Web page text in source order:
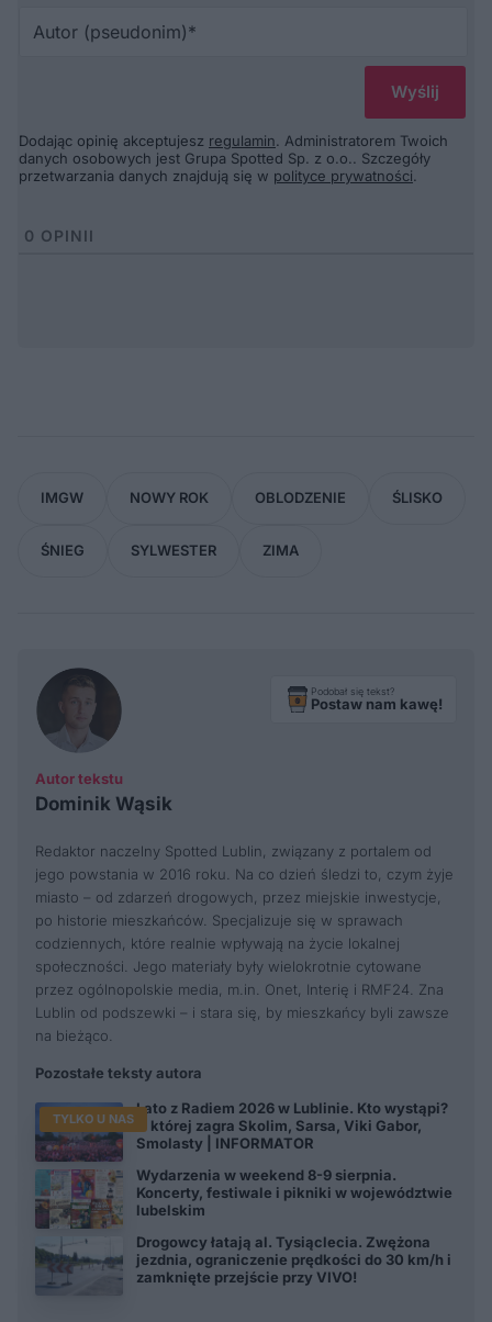
Dodając opinię akceptujesz regulamin. Administratorem Twoich
danych osobowych jest Grupa Spotted Sp. z o.o.. Szczegóły
przetwarzania danych znajdują się w polityce prywatności.
0 OPINII
IMGW NOWY ROK OBLODZENIE ŚLISKO
ŚNIEG SYLWESTER ZIMA
Autor tekstu
Dominik Wąsik
Podobał się tekst?
Postaw nam kawę!
Redaktor naczelny Spotted Lublin, związany z portalem od
jego powstania w 2016 roku. Na co dzień śledzi to, czym żyje
miasto – od zdarzeń drogowych, przez miejskie inwestycje,
po historie mieszkańców. Specjalizuje się w sprawach
codziennych, które realnie wpływają na życie lokalnej
społeczności. Jego materiały były wielokrotnie cytowane
przez ogólnopolskie media, m.in. Onet, Interię i RMF24. Zna
Lublin od podszewki – i stara się, by mieszkańcy byli zawsze
na bieżąco.
Pozostałe teksty autora
TYLKO U NAS
Lato z Radiem 2026 w Lublinie. Kto wystąpi?
O której zagra Skolim, Sarsa, Viki Gabor,
Smolasty | INFORMATOR
Wydarzenia w weekend 8-9 sierpnia.
Koncerty, festiwale i pikniki w województwie
lubelskim
Drogowcy łatają al. Tysiąclecia. Zwężona
jezdnia, ograniczenie prędkości do 30 km/h i
zamknięte przejście przy VIVO!